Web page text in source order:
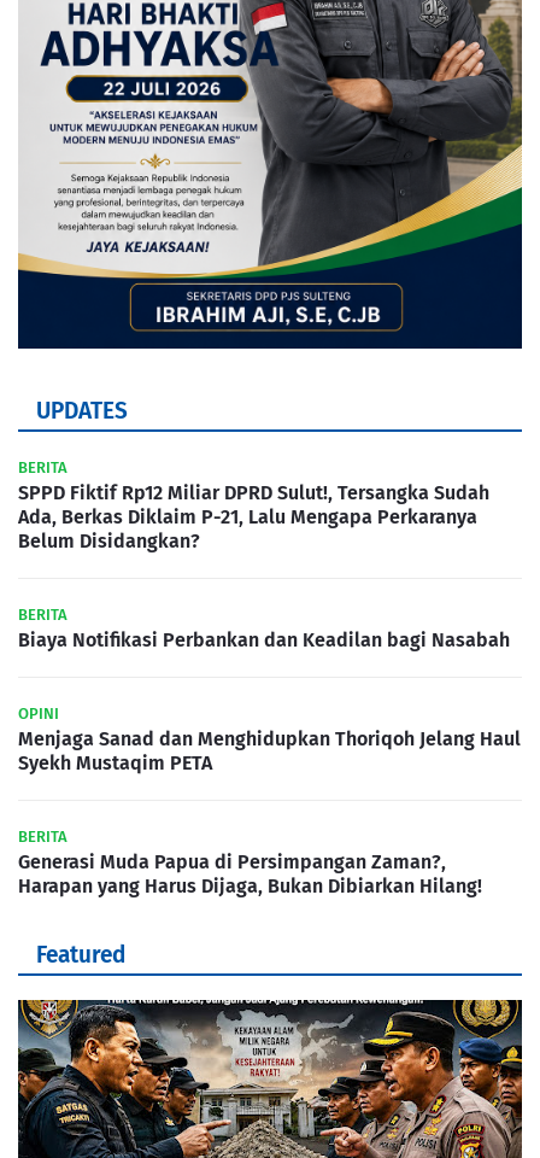
UPDATES
BERITA
SPPD Fiktif Rp12 Miliar DPRD Sulut!, Tersangka Sudah
Ada, Berkas Diklaim P-21, Lalu Mengapa Perkaranya
Belum Disidangkan?
BERITA
Biaya Notifikasi Perbankan dan Keadilan bagi Nasabah
OPINI
Menjaga Sanad dan Menghidupkan Thoriqoh Jelang Haul
Syekh Mustaqim PETA
BERITA
Generasi Muda Papua di Persimpangan Zaman?,
Harapan yang Harus Dijaga, Bukan Dibiarkan Hilang!
Featured